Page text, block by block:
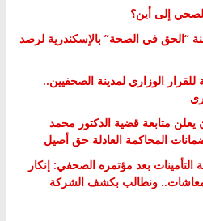
إلى أين؟
“الحق في الصحة” بالإسكندرية لرصد
الوزاري لمدينة الصحفيين..
متابعة قضية الدكتور محمد
المحاكمة العادلة حق أصيل
بعد مؤتمره الصحفي: إنكار
ونطالب بكشف الشركة